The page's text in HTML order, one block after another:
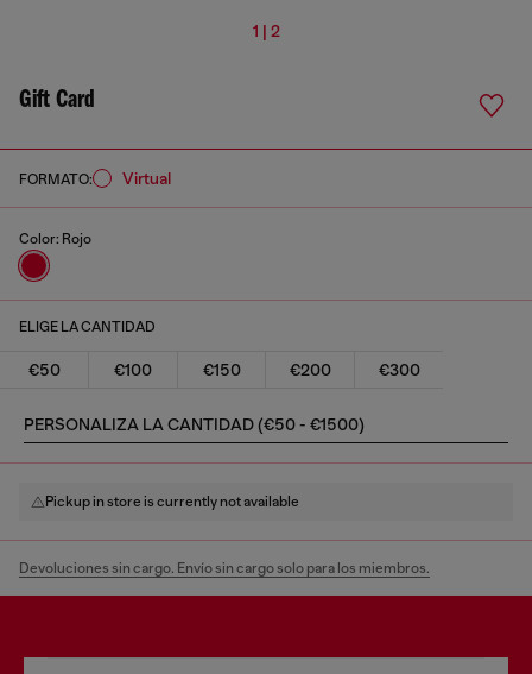
1 | 2
Gift Card
Color: Rojo
FORMATO: virtual
ELIGE LA CANTIDAD
€50 €100 €150 €200 €300
PERSONALIZA LA CANTIDAD (€50 - €1500)
Pickup in store is currently not available
Devoluciones sin cargo. Envío sin cargo solo para los miembros.